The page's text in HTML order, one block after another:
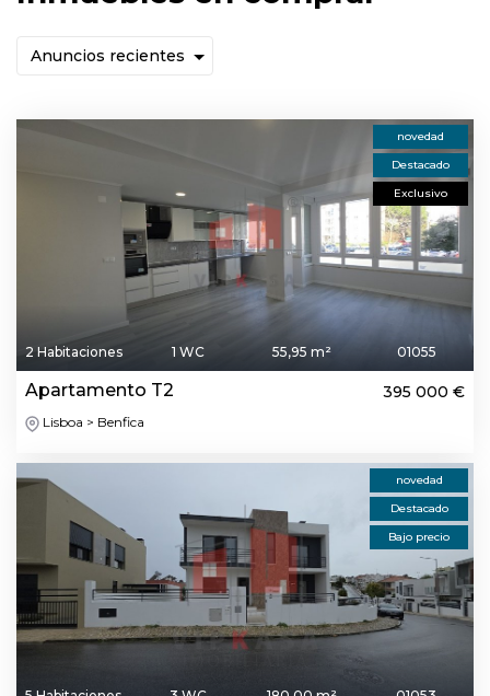
novedad
Destacado
Exclusivo
2 Habitaciones 1 WC 55,95 m² 01055
Apartamento T2 395 000 €
Lisboa > Benfica
novedad
Destacado
Bajo precio